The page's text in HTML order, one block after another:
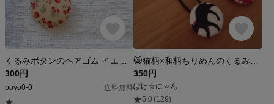
300円
poyo0-0
送料無料
-
350円
ぽけ☆にゃん
5.0 (129)